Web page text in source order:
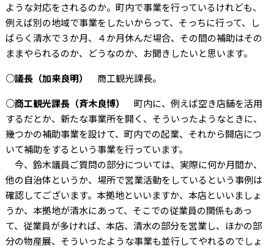
ような対応をされるのか。町内で事業を行っているけれども、
例えば別の地域で事業をしたいからって、そっちに行って、し
ばらく清水で３か月、４か月休んだ場合、その間の補助はその
ままやられるのか、どうなのか、お聞きしたいと思います。
○議長（加来良明）
商工観光課長。
○商工観光課長（斉木良博）
町内に、例えば空き店舗を活用
するだとか、新たな事業所を開く、そういったようなときに、
幾つかの補助事業を設けて、町内での起業、それから開店につ
いて補助をするという事業を行っています。
今、鈴木議員ご質問の部分については、実際に何か月間か、
他の自治体というか、場所で営業活動をしているという事例は
確認してございます。本拠地といいますか、本店といいましょ
うか、本拠地が清水にあって、そこでの従業員の関係もあっ
て、従業員が多ければ、本店、清水の部分を営業し、ほかの部
分の物産展、そういったような事業も並行してやれるのでしょ